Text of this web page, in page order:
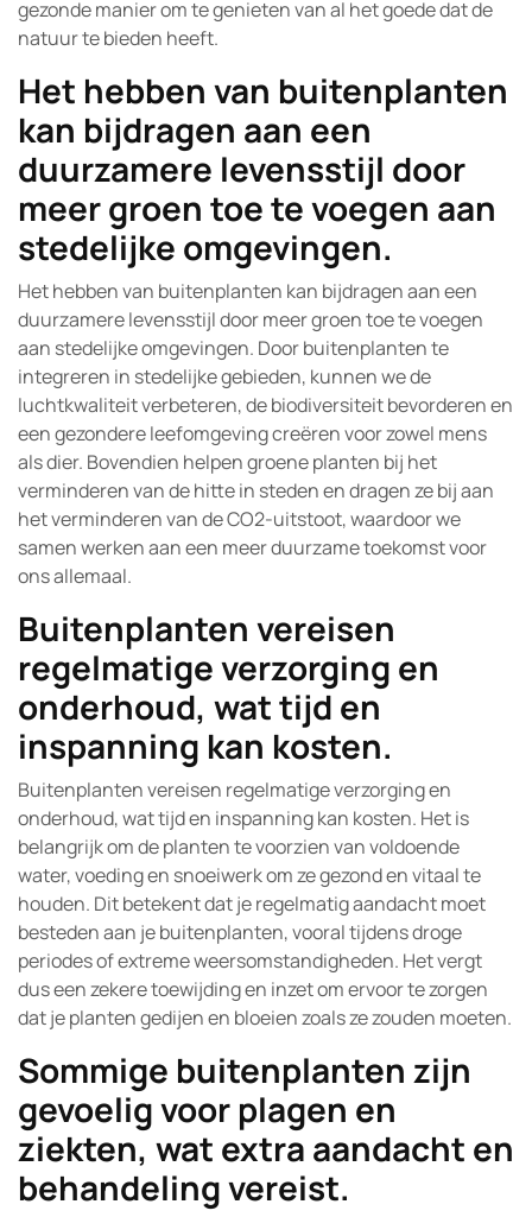
gezonde manier om te genieten van al het goede dat de
natuur te bieden heeft.
Het hebben van buitenplanten
kan bijdragen aan een
duurzamere levensstijl door
meer groen toe te voegen aan
stedelijke omgevingen.
Het hebben van buitenplanten kan bijdragen aan een
duurzamere levensstijl door meer groen toe te voegen
aan stedelijke omgevingen. Door buitenplanten te
integreren in stedelijke gebieden, kunnen we de
luchtkwaliteit verbeteren, de biodiversiteit bevorderen en
een gezondere leefomgeving creëren voor zowel mens
als dier. Bovendien helpen groene planten bij het
verminderen van de hitte in steden en dragen ze bij aan
het verminderen van de CO2-uitstoot, waardoor we
samen werken aan een meer duurzame toekomst voor
ons allemaal.
Buitenplanten vereisen
regelmatige verzorging en
onderhoud, wat tijd en
inspanning kan kosten.
Buitenplanten vereisen regelmatige verzorging en
onderhoud, wat tijd en inspanning kan kosten. Het is
belangrijk om de planten te voorzien van voldoende
water, voeding en snoeiwerk om ze gezond en vitaal te
houden. Dit betekent dat je regelmatig aandacht moet
besteden aan je buitenplanten, vooral tijdens droge
periodes of extreme weersomstandigheden. Het vergt
dus een zekere toewijding en inzet om ervoor te zorgen
dat je planten gedijen en bloeien zoals ze zouden moeten.
Sommige buitenplanten zijn
gevoelig voor plagen en
ziekten, wat extra aandacht en
behandeling vereist.